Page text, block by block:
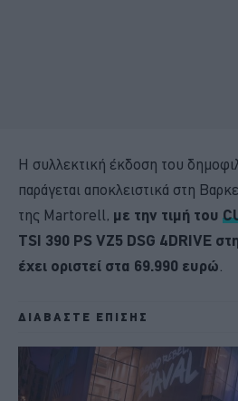
Η συλλεκτική έκδοση του
παράγεται αποκλειστικά στη
της Martorell, με την τιμή του
TSI 390 PS VZ5 DSG 4DRIVE
έχει οριστεί στα 69.990 ευρώ
ΔΙΑΒΑΣΤΕ ΕΠΙΣΗΣ